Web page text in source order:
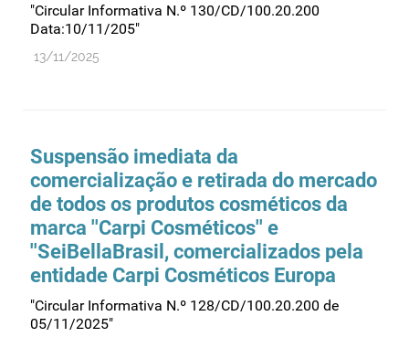
"Circular Informativa N.º 130/CD/100.20.200
Data:10/11/205"
13/11/2025
Suspensão imediata da
comercialização e retirada do mercado
de todos os produtos cosméticos da
marca ''Carpi Cosméticos'' e
''SeiBellaBrasil, comercializados pela
entidade Carpi Cosméticos Europa
"Circular Informativa N.º 128/CD/100.20.200 de
05/11/2025"